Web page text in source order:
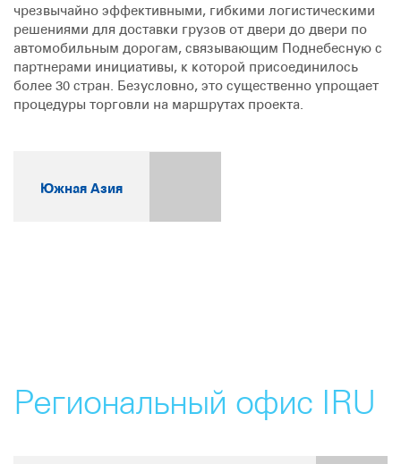
чрезвычайно эффективными, гибкими логистическими
решениями для доставки грузов от двери до двери по
автомобильным дорогам, связывающим Поднебесную с
партнерами инициативы, к которой присоединилось
более 30 стран. Безусловно, это существенно упрощает
процедуры торговли на маршрутах проекта.
Южная Азия
Региональный офис IRU